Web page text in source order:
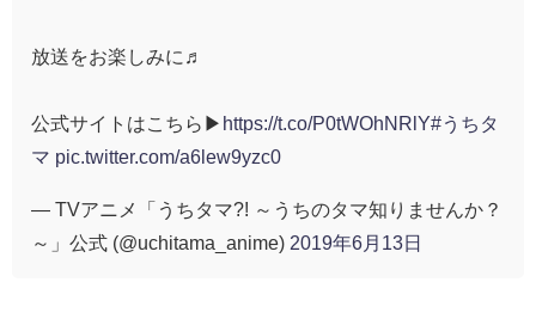
放送をお楽しみに♬
公式サイトはこちら▶ https://t.co/P0tWOhNRlY#うちタ
マ pic.twitter.com/a6lew9yzc0
— TVアニメ「うちタマ?! ～うちのタマ知りませんか？
～」公式 (@uchitama_anime) 2019年6月13日